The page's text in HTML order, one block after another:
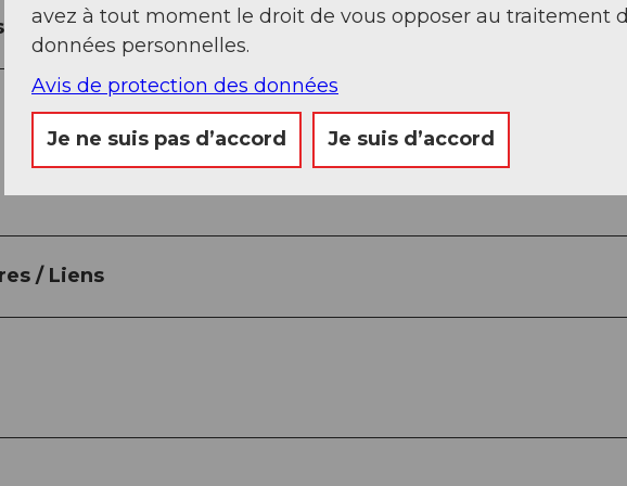
/ Liens
avez à tout moment le droit de vous opposer au traitement
données personnelles.
Avis de protection des données
Je ne suis pas d’accord Je suis d’accord